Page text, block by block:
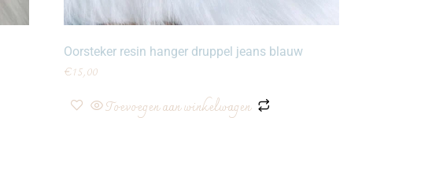
Oorsteker resin hanger druppel jeans blauw
€15,00
Toevoegen aan winkelwagen